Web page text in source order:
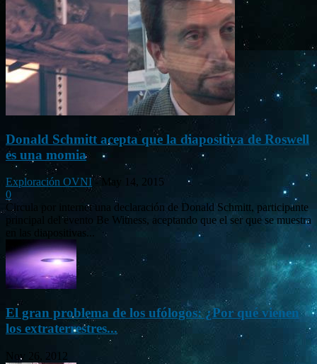
Donald Schmitt acepta que la diapositiva de Roswell
es una momia
Exploración OVNI - May 14, 2015
0
Circula por internet una declaración de Donald Schmitt, participante
principal del evento Be Witness, aceptando que el ser que se muestra
en las diapositivas...
El gran problema de los ufólogos: ¿Por qué vienen
los extraterrestres...
Nov 26, 2012